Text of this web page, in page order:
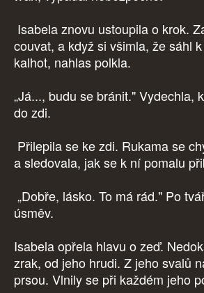
Isabela znovu ustoupila o krok.
couvat, a když si všimla, že sáhl
kalhot, nahlas polkla.
„Já..., budu se bránit." Vydechla,
do zdi.
Přilepila se ke zdi. Rukama se
a sledovala, jak se k ní pomalu
„Dobře, lásko. To má rád." Po
úsměv.
Isabela opřela hlavu o zeď.
zrak, od jeho hrudi. Z jeho svalů
prsou. Vlnily se při každém jeho